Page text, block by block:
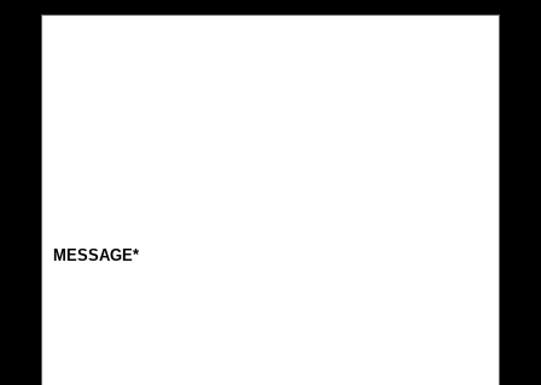
Message(Nécessaire)